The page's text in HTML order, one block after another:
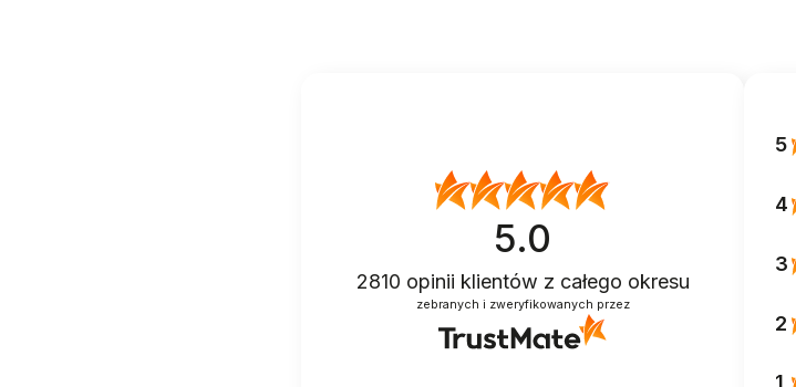
5.0
2810 opinii klientów z całego okresu
zebranych i zweryfikowanych przez
5
4
3
2